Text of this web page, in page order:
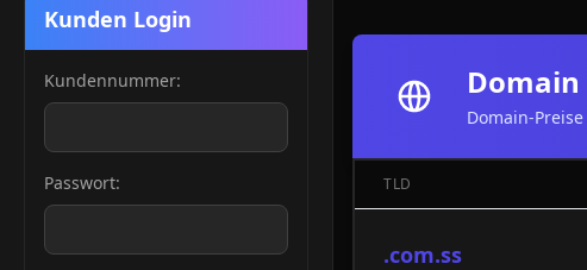
Kunden Login
Kundennummer:
Passwort:
Domain
Domain-
TLD
.com.ss